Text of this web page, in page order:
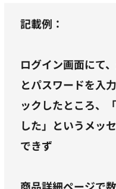
記載例：
ログイン画面にて
とパスワードを入
ックしたところ、
した」というメッ
できず